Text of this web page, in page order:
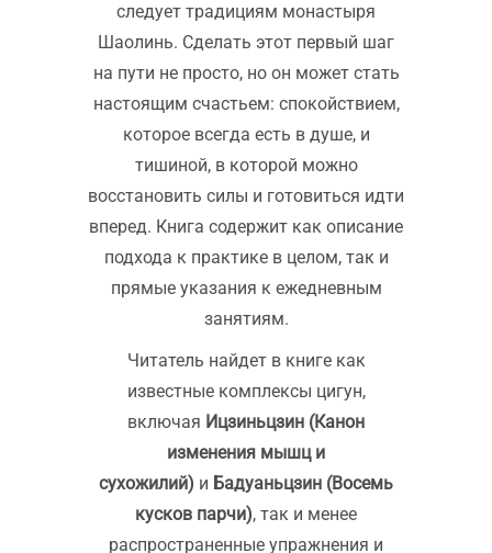
следует традициям монастыря
Шаолинь. Сделать этот первый шаг
на пути не просто, но он может стать
настоящим счастьем: спокойствием,
которое всегда есть в душе, и
тишиной, в которой можно
восстановить силы и готовиться идти
вперед. Книга содержит как описание
подхода к практике в целом, так и
прямые указания к ежедневным
занятиям.
Читатель найдет в книге как
известные комплексы цигун,
включая Ицзиньцзин (Канон
изменения мышц и
сухожилий) и Бадуаньцзин (Восемь
кусков парчи), так и менее
распространенные упражнения и